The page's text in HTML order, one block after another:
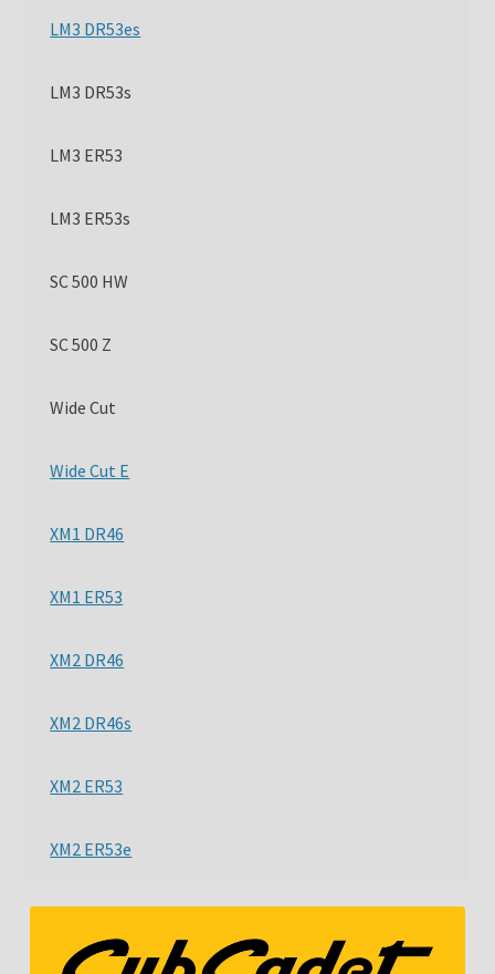
LM3 DR53es
LM3 DR53s
LM3 ER53
LM3 ER53s
SC 500 HW
SC 500 Z
Wide Cut
Wide Cut E
XM1 DR46
XM1 ER53
XM2 DR46
XM2 DR46s
XM2 ER53
XM2 ER53e